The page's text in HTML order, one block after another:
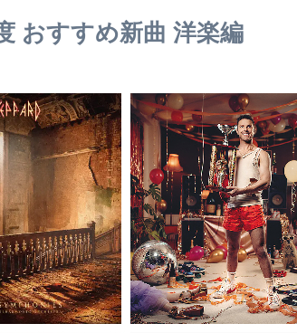
APPLE、マジで逝くwwwwww
優、マジで予想つかないｗｗｗｗ
、猫ちゃんの入れ墨入れてしまう…🐯
イク禁止ね」ワイ「なんでそれを入籍日を
ラドル「どんな私も愛してね♥」
おすすめ新曲 洋楽編